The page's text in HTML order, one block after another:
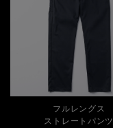
フルレングス
ストレートパンツ